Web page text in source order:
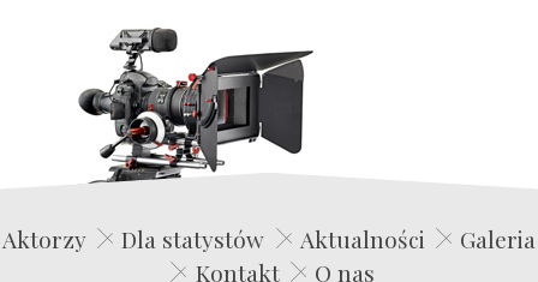
Edwin Film Agencja Aktorska
Aktorzy Dla statystów Aktualności
Galeria
Kontakt
O nas